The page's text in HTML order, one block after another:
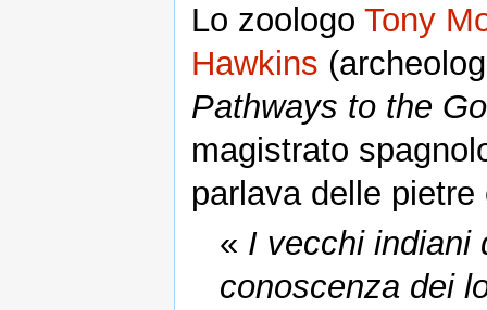
Lo zoologo Tony
Hawkins
Pathways to the
magistrato
parlava delle
« I vecchi indiani
conoscenza dei